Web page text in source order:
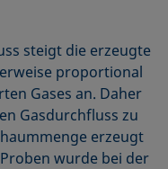
steigt die erzeugte
proportional
Gases an. Daher
Gasdurchfluss zu
erzeugt
wurde bei der